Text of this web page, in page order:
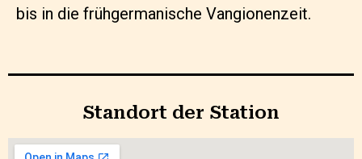
bis in die frühgermanische Vangionenzeit.
Standort der Station